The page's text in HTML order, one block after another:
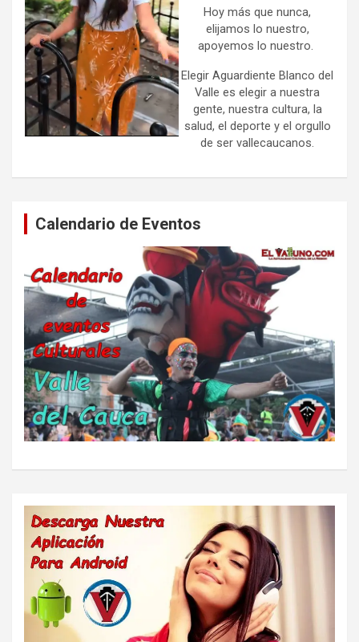
Hoy más que nunca,
elijamos lo nuestro,
apoyemos lo nuestro.
Elegir Aguardiente Blanco del
Valle es elegir a nuestra
gente, nuestra cultura, la
salud, el deporte y el orgullo
de ser vallecaucanos.
Calendario de Eventos